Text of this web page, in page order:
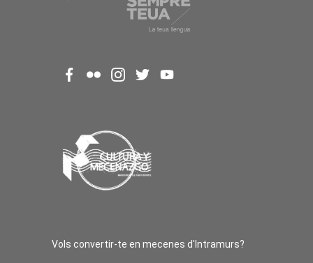
Vols convertir-te en mecenes d'Intramurs?